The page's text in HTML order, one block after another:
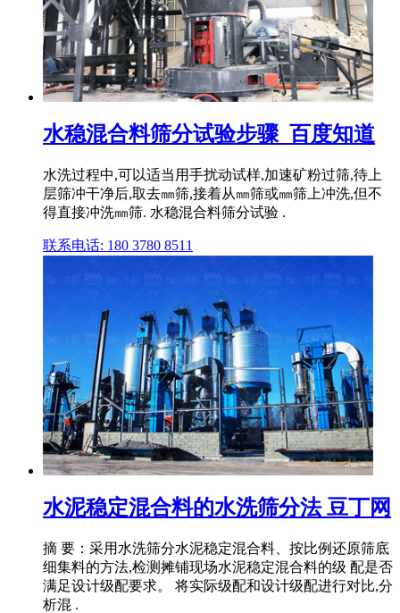
水稳混合料筛分试验步骤_百度知道
水洗过程中,可以适当用手扰动试样,加速矿粉过筛,待上
层筛冲干净后,取去㎜筛,接着从㎜筛或㎜筛上冲洗,但不
得直接冲洗㎜筛. 水稳混合料筛分试验 .
联系电话: 180 3780 8511
水泥稳定混合料的水洗筛分法 豆丁网
摘 要：采用水洗筛分水泥稳定混合料、按比例还原筛底
细集料的方法,检测摊铺现场水泥稳定混合料的级 配是否
满足设计级配要求。 将实际级配和设计级配进行对比,分
析混 .